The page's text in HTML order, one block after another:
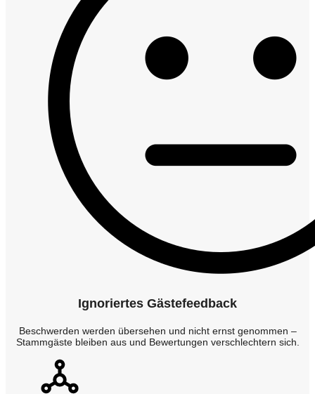
Ignoriertes Gästefeedback
Beschwerden werden übersehen und nicht ernst genommen –
Stammgäste bleiben aus und Bewertungen verschlechtern sich.